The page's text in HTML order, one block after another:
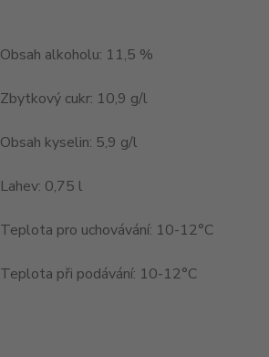
Obsah alkoholu: 11,5 %
Zbytkový cukr: 10,9 g/l
Obsah kyselin: 5,9 g/l
Lahev: 0,75 l
Teplota pro uchovávání: 10-12°C
Teplota při podávání: 10-12°C